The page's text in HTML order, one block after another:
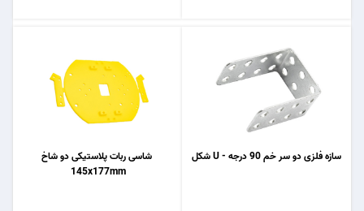
شاسی ربات پلاستیکی دو شاخ
145x177mm
سازه فلزی دو سر خم 90 درجه - U شکل